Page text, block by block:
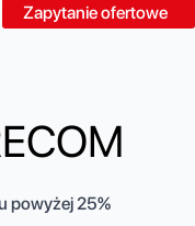
Zapytanie ofertowe
powyżej 25%